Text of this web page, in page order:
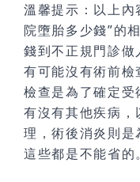
溫馨提示：以上內
院墮胎多少錢”的
錢到不正規門診
有可能沒有術前
檢查是為了確定受
有沒有其他疾病
理，術後消炎則
這些都是不能省的